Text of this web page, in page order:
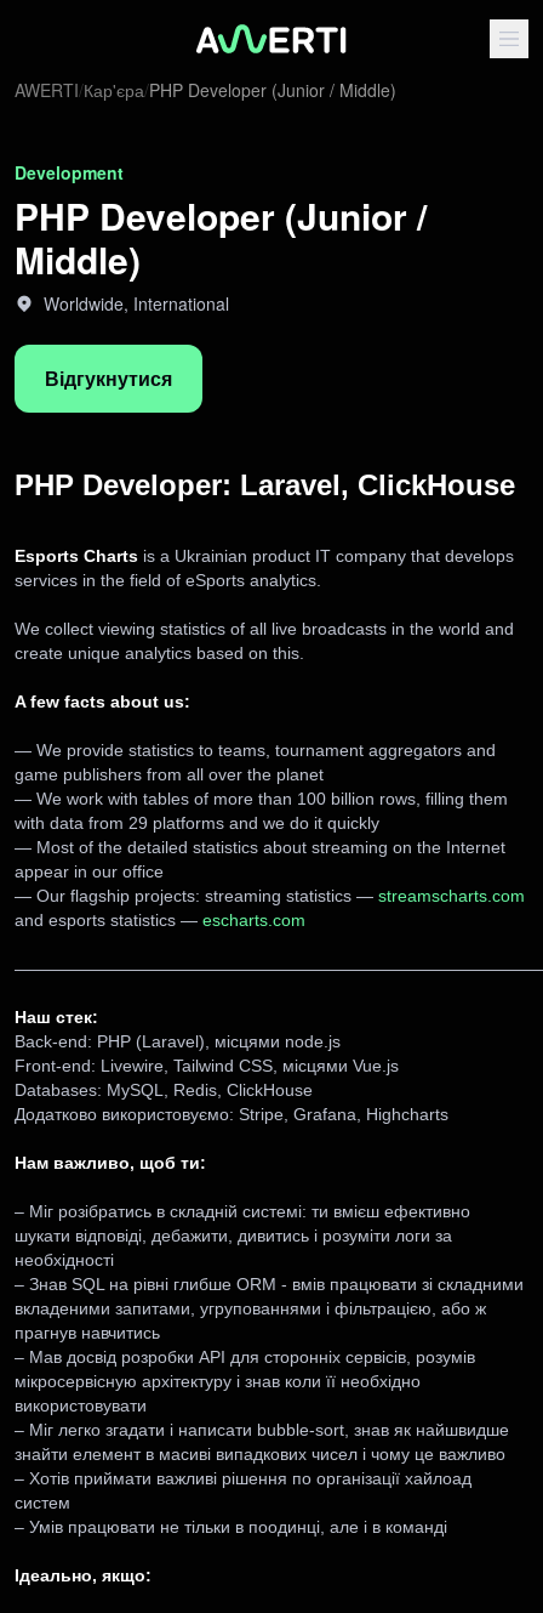
AWERTI/Кар'єра/PHP Developer (Junior / Middle)
Development
PHP Developer (Junior /
Middle)
Worldwide, International
Відгукнутися
PHP Developer: Laravel, ClickHouse
Esports Charts is a Ukrainian product IT company that develops
services in the field of eSports analytics.
We collect viewing statistics of all live broadcasts in the world and
create unique analytics based on this.
A few facts about us:
— We provide statistics to teams, tournament aggregators and
game publishers from all over the planet
— We work with tables of more than 100 billion rows, filling them
with data from 29 platforms and we do it quickly
— Most of the detailed statistics about streaming on the Internet
appear in our office
— Our flagship projects: streaming statistics — streamscharts.com
and esports statistics — escharts.com
Наш стек:
Back-end: PHP (Laravel), місцями node.js
Front-end: Livewire, Tailwind CSS, місцями Vue.js
Databases: MySQL, Redis, ClickHouse
Додатково використовуємо: Stripe, Grafana, Highcharts
Нам важливо, щоб ти:
– Міг розібратись в складній системі: ти вмієш ефективно
шукати відповіді, дебажити, дивитись і розуміти логи за
необхідності
– Знав SQL на рівні глибше ORM - вмів працювати зі складними
вкладеними запитами, угрупованнями і фільтрацією, або ж
прагнув навчитись
– Мав досвід розробки API для сторонніх сервісів, розумів
мікросервісную архітектуру і знав коли її необхідно
використовувати
– Міг легко згадати і написати bubble-sort, знав як найшвидше
знайти елемент в масиві випадкових чисел і чому це важливо
– Хотів приймати важливі рішення по організації хайлоад
систем
– Умів працювати не тільки в поодинці, але і в команді
Ідеально, якщо: